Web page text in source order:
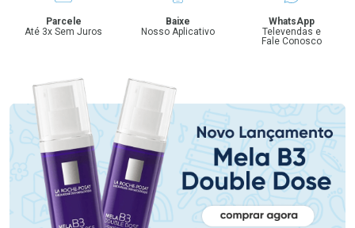
Parcele
Até 3x Sem Juros
Baixe
Nosso Aplicativo
WhatsApp
Televendas e
Fale Conosco